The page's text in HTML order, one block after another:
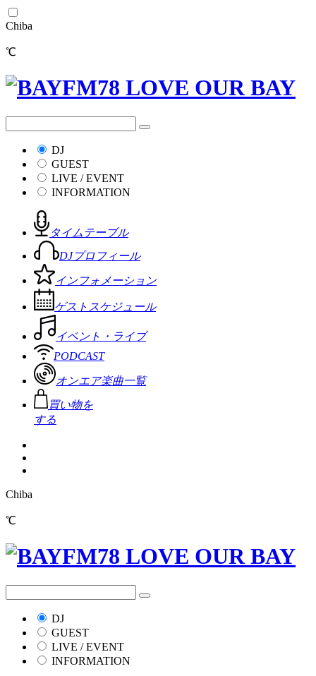
Chiba
℃
DJ
GUEST
LIVE / EVENT
INFORMATION
タイムテーブル
DJプロフィール
インフォメーション
ゲストスケジュール
イベント・ライブ
PODCAST
オンエア楽曲一覧
買い物を
する
Chiba
℃
DJ
GUEST
LIVE / EVENT
INFORMATION